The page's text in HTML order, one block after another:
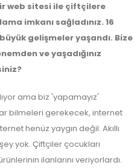
web sitesi ile çiftçilere
imkanı sağladınız. 16
gelişmeler yaşandı. Bize
ve yaşadığınız
ama biz 'yapamayız'
bilmeleri gerekecek, internet
henüz yaygın değil. Akıllı
yok. Çiftçiler çocukları
ilanlarını veriyorlardı.